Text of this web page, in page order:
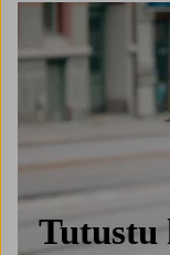
Tutustu